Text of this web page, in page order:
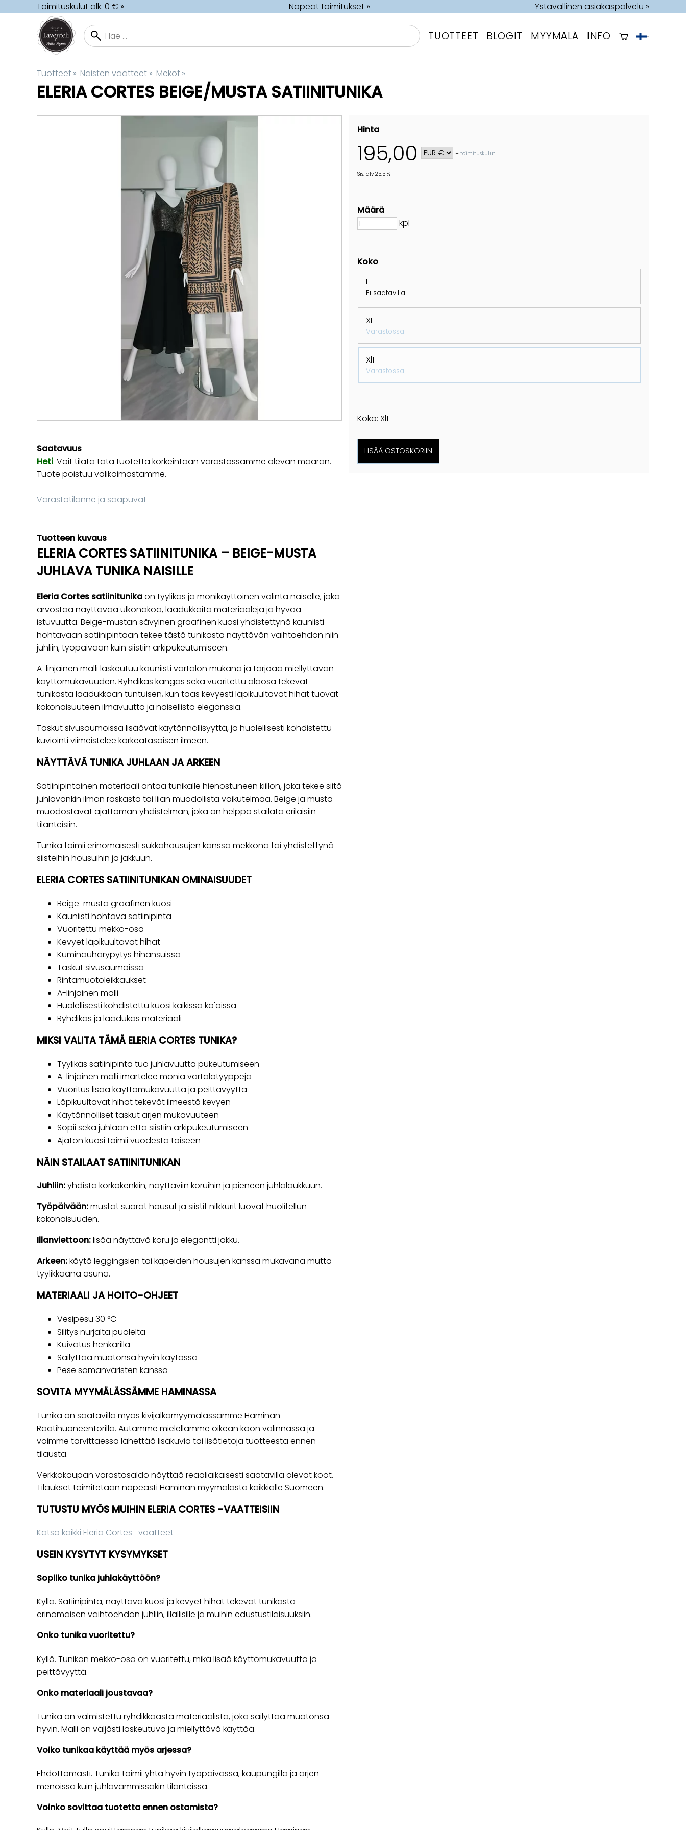
Toimituskulut alk. 0 € » Nopeat toimitukset » Ystävällinen asiakaspalvelu »
TUOTTEET BLOGIT MYYMÄLÄ INFO
Tuotteet‪» Naisten vaatteet ‪» Mekot‪»
ELERIA CORTES BEIGE/MUSTA SATIINITUNIKA
Hinta
195,00 +toimituskulut
Sis. alv 25.5 %
Määrä
kpl
Koko
L
Ei saatavilla
XL
Varastossa
Xl1
Varastossa
Koko: Xl1
Saatavuus
Heti. Voit tilata tätä tuotetta korkeintaan varastossamme olevan määrän.
Tuote poistuu valikoimastamme.
Varastotilanne ja saapuvat
Tuotteen kuvaus
ELERIA CORTES SATIINITUNIKA – BEIGE-MUSTA
JUHLAVA TUNIKA NAISILLE
Eleria Cortes satiinitunikaon tyylikäs ja monikäyttöinen valinta naiselle, joka
arvostaa näyttävää ulkonäköä, laadukkaita materiaaleja ja hyvää
istuvuutta. Beige-mustan sävyinen graafinen kuosi yhdistettynä kauniisti
hohtavaan satiinipintaan tekee tästä tunikasta näyttävän vaihtoehdon niin
juhliin, työpäivään kuin siistiin arkipukeutumiseen.
A-linjainen malli laskeutuu kauniisti vartalon mukana ja tarjoaa miellyttävän
käyttömukavuuden. Ryhdikäs kangas sekä vuoritettu alaosa tekevät
tunikasta laadukkaan tuntuisen, kun taas kevyesti läpikuultavat hihat tuovat
kokonaisuuteen ilmavuutta ja naisellista eleganssia.
Taskut sivusaumoissa lisäävät käytännöllisyyttä, ja huolellisesti kohdistettu
kuviointi viimeistelee korkeatasoisen ilmeen.
NÄYTTÄVÄ TUNIKA JUHLAAN JA ARKEEN
Satiinipintainen materiaali antaa tunikalle hienostuneen kiillon, joka tekee siitä
juhlavankin ilman raskasta tai liian muodollista vaikutelmaa. Beige ja musta
muodostavat ajattoman yhdistelmän, joka on helppo stailata erilaisiin
tilanteisiin.
Tunika toimii erinomaisesti sukkahousujen kanssa mekkona tai yhdistettynä
siisteihin housuihin ja jakkuun.
ELERIA CORTES SATIINITUNIKAN OMINAISUUDET
Beige-musta graafinen kuosi
Kauniisti hohtava satiinipinta
Vuoritettu mekko-osa
Kevyet läpikuultavat hihat
Kuminauharypytys hihansuissa
Taskut sivusaumoissa
Rintamuotoleikkaukset
A-linjainen malli
Huolellisesti kohdistettu kuosi kaikissa ko'oissa
Ryhdikäs ja laadukas materiaali
MIKSI VALITA TÄMÄ ELERIA CORTES TUNIKA?
Tyylikäs satiinipinta tuo juhlavuutta pukeutumiseen
A-linjainen malli imartelee monia vartalotyyppejä
Vuoritus lisää käyttömukavuutta ja peittävyyttä
Läpikuultavat hihat tekevät ilmeestä kevyen
Käytännölliset taskut arjen mukavuuteen
Sopii sekä juhlaan että siistiin arkipukeutumiseen
Ajaton kuosi toimii vuodesta toiseen
NÄIN STAILAAT SATIINITUNIKAN
Juhliin:yhdistä korkokenkiin, näyttäviin koruihin ja pieneen juhlalaukkuun.
Työpäivään:mustat suorat housut ja siistit nilkkurit luovat huolitellun
kokonaisuuden.
Illanviettoon:lisää näyttävä koru ja elegantti jakku.
Arkeen:käytä leggingsien tai kapeiden housujen kanssa mukavana mutta
tyylikkäänä asuna.
MATERIAALI JA HOITO-OHJEET
Vesipesu 30 °C
Silitys nurjalta puolelta
Kuivatus henkarilla
Säilyttää muotonsa hyvin käytössä
Pese samanväristen kanssa
SOVITA MYYMÄLÄSSÄMME HAMINASSA
Tunika on saatavilla myös kivijalkamyymälässämme Haminan
Raatihuoneentorilla. Autamme mielellämme oikean koon valinnassa ja
voimme tarvittaessa lähettää lisäkuvia tai lisätietoja tuotteesta ennen
tilausta.
Verkkokaupan varastosaldo näyttää reaaliaikaisesti saatavilla olevat koot.
Tilaukset toimitetaan nopeasti Haminan myymälästä kaikkialle Suomeen.
TUTUSTU MYÖS MUIHIN ELERIA CORTES -VAATTEISIIN
Katso kaikki Eleria Cortes -vaatteet
USEIN KYSYTYT KYSYMYKSET
Sopiiko tunika juhlakäyttöön?
Kyllä. Satiinipinta, näyttävä kuosi ja kevyet hihat tekevät tunikasta
erinomaisen vaihtoehdon juhliin, illallisille ja muihin edustustilaisuuksiin.
Onko tunika vuoritettu?
Kyllä. Tunikan mekko-osa on vuoritettu, mikä lisää käyttömukavuutta ja
peittävyyttä.
Onko materiaali joustavaa?
Tunika on valmistettu ryhdikkäästä materiaalista, joka säilyttää muotonsa
hyvin. Malli on väljästi laskeutuva ja miellyttävä käyttää.
Voiko tunikaa käyttää myös arjessa?
Ehdottomasti. Tunika toimii yhtä hyvin työpäivässä, kaupungilla ja arjen
menoissa kuin juhlavammissakin tilanteissa.
Voinko sovittaa tuotetta ennen ostamista?